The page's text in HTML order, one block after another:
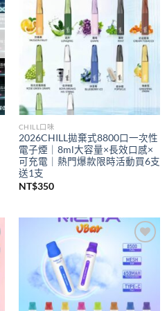
CHILL口味
2026CHILL拋棄式8800口一次性
電子煙｜8ml大容量×長效口感×
可充電｜熱門爆款限時活動買6支
送1支
NT$350
Add to
wishlist